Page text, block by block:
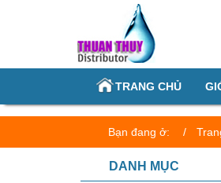
TRANG CHỦ
Bạn đang ở:
DANH MỤC